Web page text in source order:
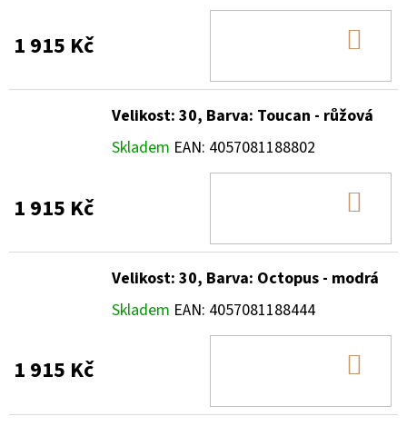
1 915 Kč
Velikost: 30, Barva: Toucan - růžová
Skladem EAN: 4057081188802
1 915 Kč
Velikost: 30, Barva: Octopus - modrá
Skladem EAN: 4057081188444
1 915 Kč